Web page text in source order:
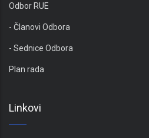
Odbor RUE
- Članovi Odbora
- Sednice Odbora
Plan rada
Linkovi